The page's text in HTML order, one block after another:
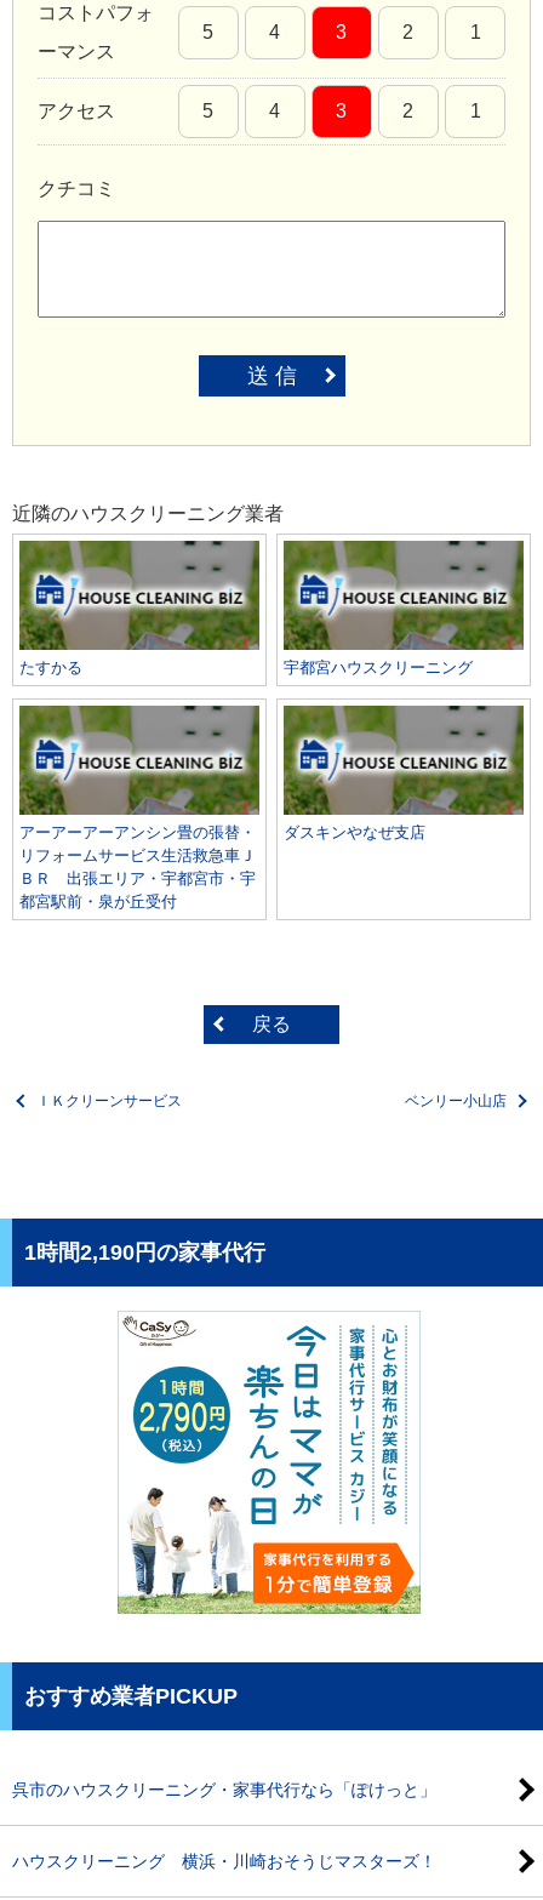
コストパフォ
ーマンス
5 4 3 2 1
アクセス 5 4 3 2 1
クチコミ
送 信
近隣のハウスクリーニング業者
たすかる 宇都宮ハウスクリーニング
アーアーアーアンシン畳の張替・
リフォームサービス生活救急車Ｊ
ＢＲ 出張エリア・宇都宮市・宇
都宮駅前・泉が丘受付
ダスキンやなぜ支店
戻る
ＩＫクリーンサービス ベンリー小山店
1時間2,190円の家事代行
おすすめ業者PICKUP
呉市のハウスクリーニング・家事代行なら「ぽけっと」
ハウスクリーニング 横浜・川崎おそうじマスターズ！